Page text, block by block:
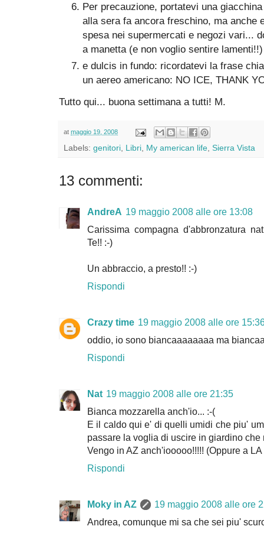
Per precauzione, portatevi una
alla sera fa ancora freschino, ma anche
spesa nei supermercati e negozi vari...
a manetta (e non voglio sentire lamenti!!)
e dulcis in fundo: ricordatevi la frase
un aereo americano: NO ICE, THANK
Tutto qui... buona settimana a tutti! M.
at maggio 19, 2008
Labels: genitori, Libri, My american life, Sierra Vista
13 commenti:
AndreA 19 maggio 2008 alle ore 13:08
Carissima compagna d'abbronzatura
Te!! :-)
Un abbraccio, a presto!! :-)
Rispondi
Crazy time 19 maggio 2008 alle ore
oddio, io sono biancaaaaaaaa ma
Rispondi
Nat 19 maggio 2008 alle ore 21:35
Bianca mozzarella anch'io... :-(
E il caldo qui e' di quelli umidi che piu'
passare la voglia di uscire in giardino che
Vengo in AZ anch'iooooo!!!!! (Oppure a
Rispondi
Moky in AZ
19 maggio 2008 alle ore
Andrea, comunque mi sa che sei piu'